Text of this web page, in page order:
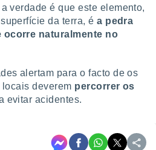
verdade é que este elemento,
da terra, éa pedra
ocorre naturalmente no
alertam para o facto de os
deverem percorrer os
evitar acidentes.